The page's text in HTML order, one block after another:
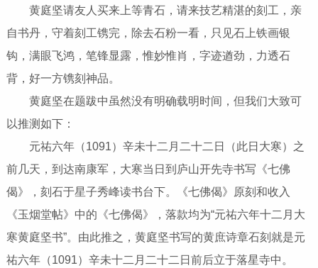
黄庭坚请友人买来上等青石，请来技艺精湛的刻工，亲
自书丹，守着刻工镌完，除去石粉一看，只见石上铁画银
钩，满眼飞鸿，笔锋显露，惟妙惟肖，字迹遒劲，力透石
背，好一方镌刻神品。
黄庭坚在题跋中虽然没有明确载明时间，但我们大致可
以推测如下：
元祐六年（1091）辛未十二月二十二日（此日大寒）之
前几天，到达南康军，大寒当日到庐山开先寺书写《七佛
偈》，刻石于星子秀峰读书台下。《七佛偈》原刻和收入
《玉烟堂帖》中的《七佛偈》，落款均为“元祐六年十二月大
寒黄庭坚书”。由此推之，黄庭坚书写的黄庶诗章石刻就是元
祐六年（1091）辛未十二月二十二日前后立于落星寺中。